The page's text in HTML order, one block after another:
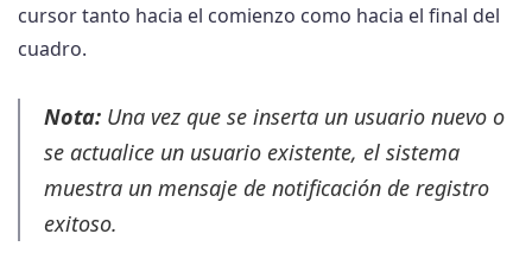
cursor tanto hacia el comienzo como hacia el final del
cuadro.
Nota: Una vez que se inserta un usuario nuevo o
se actualice un usuario existente, el sistema
muestra un mensaje de notificación de registro
exitoso.